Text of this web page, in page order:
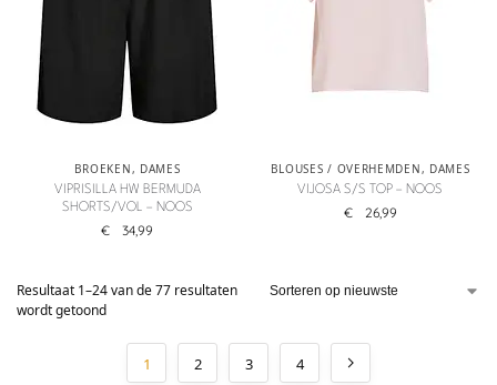
BROEKEN, DAMES
VIPRISILLA HW BERMUDA
SHORTS/VOL – NOOS
€ 34,99
BLOUSES / OVERHEMDEN, DAMES
VIJOSA S/S TOP – NOOS
€ 26,99
Resultaat 1–24 van de 77 resultaten
wordt getoond
1 2 3 4